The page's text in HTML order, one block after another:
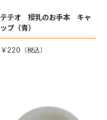
テテオ 授乳のお手本 キャ
ップ（青）
￥220